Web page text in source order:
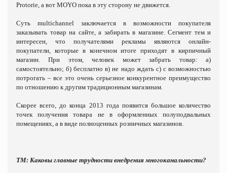
Protorie, а вот MOYO пока в эту сторону не движется.
Суть multichannel заключается в возможности покупателя
заказывать товар на сайте, а забирать в магазине. Сегмент тем и
интересен, что получателями рекламы являются онлайн-
покупатели, которые в конечном итоге приходят в кирпичный
магазин. При этом, человек может забрать товар: а)
самостоятельно; б) бесплатно в) не надо ждать с) с возможностью
потрогать – все это очень серьезное конкурентное преимущество
по отношению к другим традиционным магазинам.
Скорее всего, до конца 2013 года появится большое количество
точек получения товара не в оформленных полуподвальных
помещениях, а в виде полноценных розничных магазинов.
ТМ: Каковы главные трудности внедрения многоканальности?